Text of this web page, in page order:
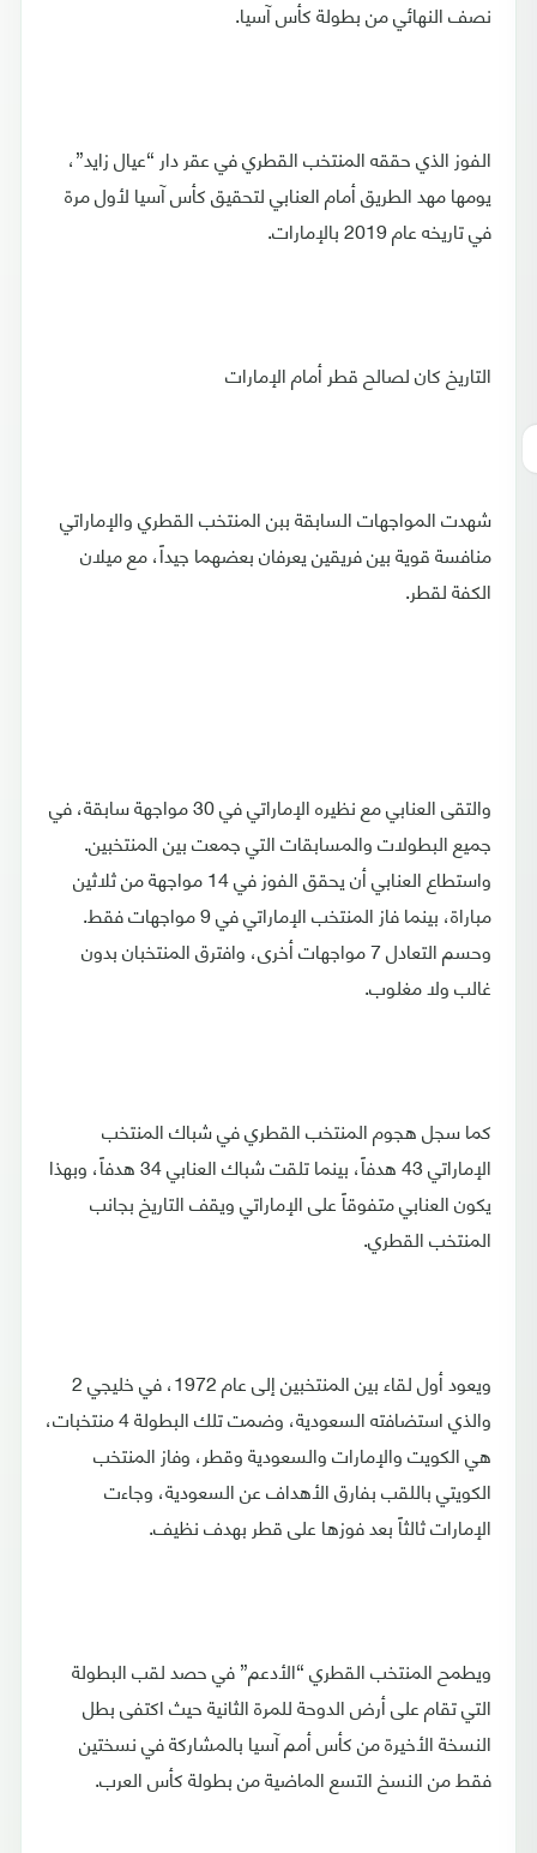
نصف النهائي من بطولة كأس آسيا.
الفوز الذي حققه المنتخب القطري في عقر دار “عيال زايد”،
يومها مهد الطريق أمام العنابي لتحقيق كأس آسيا لأول مرة
في تاريخه عام 2019 بالإمارات.
التاريخ كان لصالح قطر أمام الإمارات
شهدت المواجهات السابقة ببن المنتخب القطري والإماراتي
منافسة قوية بين فريقين يعرفان بعضهما جيداً، مع ميلان
الكفة لقطر.
والتقى العنابي مع نظيره الإماراتي في 30 مواجهة سابقة، في
جميع البطولات والمسابقات التي جمعت بين المنتخبين.
واستطاع العنابي أن يحقق الفوز في 14 مواجهة من ثلاثين
مباراة، بينما فاز المنتخب الإماراتي في 9 مواجهات فقط.
وحسم التعادل 7 مواجهات أخرى، وافترق المنتخبان بدون
غالب ولا مغلوب.
كما سجل هجوم المنتخب القطري في شباك المنتخب
الإماراتي 43 هدفاً، بينما تلقت شباك العنابي 34 هدفاً، وبهذا
يكون العنابي متفوقاً على الإماراتي ويقف التاريخ بجانب
المنتخب القطري.
ويعود أول لقاء بين المنتخبين إلى عام 1972، في خليجي 2
والذي استضافته السعودية، وضمت تلك البطولة 4 منتخبات،
هي الكويت والإمارات والسعودية وقطر، وفاز المنتخب
الكويتي باللقب بفارق الأهداف عن السعودية، وجاءت
الإمارات ثالثاً بعد فوزها على قطر بهدف نظيف.
ويطمح المنتخب القطري “الأدعم” في حصد لقب البطولة
التي تقام على أرض الدوحة للمرة الثانية حيث اكتفى بطل
النسخة الأخيرة من كأس أمم آسيا بالمشاركة في نسختين
فقط من النسخ التسع الماضية من بطولة كأس العرب.